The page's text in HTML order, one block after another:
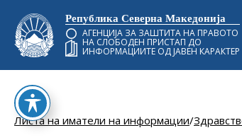
Република Северна Македонија
АГЕНЦИЈА ЗА ЗАШТИТА НА ПРАВОТО
НА СЛОБОДЕН ПРИСТАП ДО
ИНФОРМАЦИИТЕ ОД ЈАВЕН КАРАКТЕР
Листа на иматели на информации/